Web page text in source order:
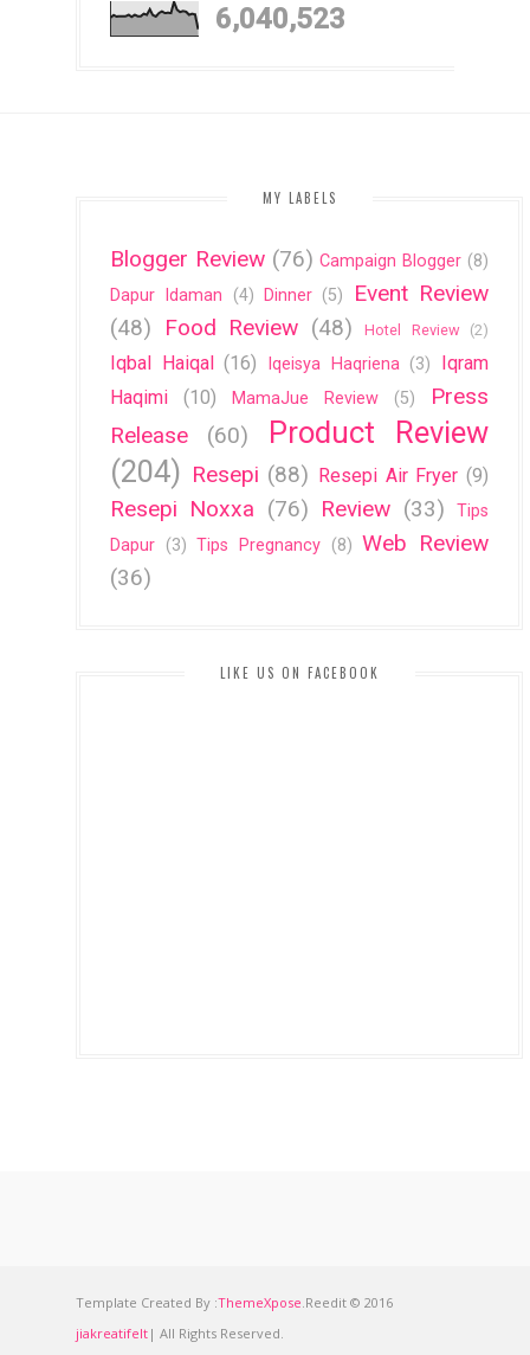
6,040,523
MY LABELS
Blogger Review (76) Campaign Blogger (8)
Dapur Idaman
(4) Dinner (5)
Event Review
(48)
Food Review (48) Hotel Review (2)
Iqbal Haiqal (16) Iqeisya Haqriena (3)
Iqram
Haqimi
(10) MamaJue Review (5)
Press
Release
(60)
Product Review
(204) Resepi (88) Resepi Air Fryer (9)
Resepi Noxxa (76) Review (33)
Tips
Dapur (3) Tips Pregnancy (8) Web Review
(36)
LIKE US ON FACEBOOK
Template Created By :ThemeXpose .Reedit © 2016
jiakreatifelt | All Rights Reserved.